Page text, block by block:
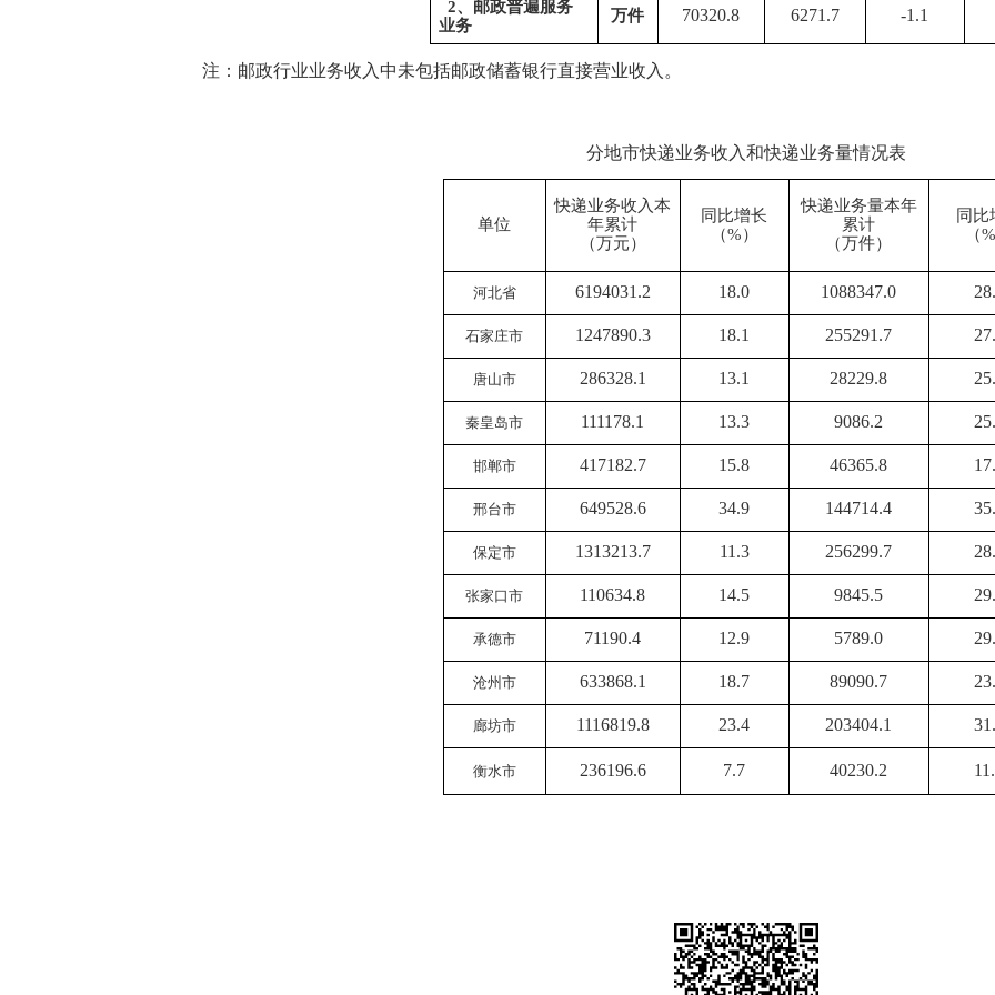
2、邮政普遍服务
业务
万件 70320.8 6271.7 -1.1
注：邮政行业业务收入中未包括邮政储蓄银行直接营业收入。
分地市快递业务收入和快递业务量情况表
单位
快递业务收入本
年累计
（万元）
同比增长
（%）
快递业务量本年
累计
（万件）
同比
（
河北省 6194031.2 18.0 1088347.0
石家庄市 1247890.3 18.1 255291.7
唐山市 286328.1 13.1 28229.8
秦皇岛市 111178.1 13.3 9086.2
邯郸市 417182.7 15.8 46365.8
邢台市 649528.6 34.9 144714.4
保定市 1313213.7 11.3 256299.7
张家口市 110634.8 14.5 9845.5
承德市 71190.4 12.9 5789.0
沧州市 633868.1 18.7 89090.7
廊坊市 1116819.8 23.4 203404.1
衡水市 236196.6 7.7 40230.2